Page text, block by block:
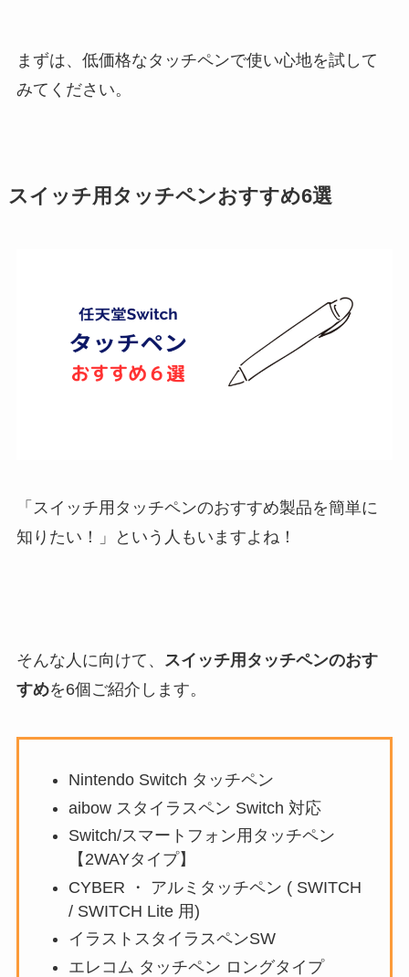
まずは、低価格なタッチペンで使い心地を試して
みてください。
スイッチ用タッチペンおすすめ6選
「スイッチ用タッチペンのおすすめ製品を簡単に
知りたい！」という人もいますよね！
そんな人に向けて、 スイッチ用タッチペンのおす
すめを6個ご紹介します。
Nintendo Switch タッチペン
aibow スタイラスペン Switch 対応
Switch/スマートフォン用タッチペン
【2WAYタイプ】
CYBER ・ アルミタッチペン ( SWITCH
/ SWITCH Lite 用)
イラストスタイラスペンSW
エレコム タッチペン ロングタイプ